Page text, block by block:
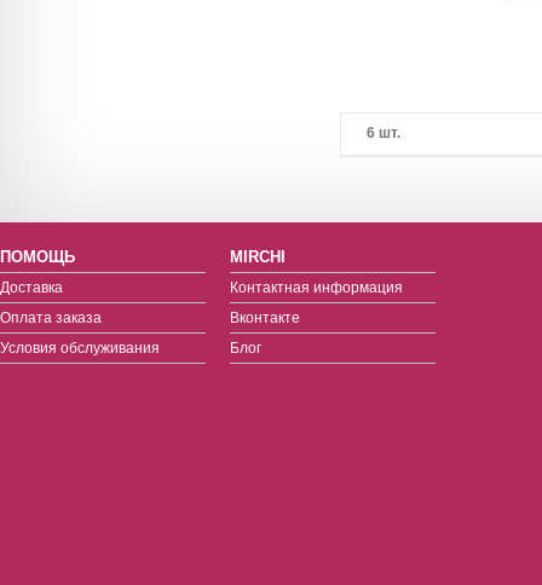
6 шт.
ПОМОЩЬ
Доставка
Оплата заказа
Условия обслуживания
MIRCHI
Контактная информация
Вконтакте
Блог